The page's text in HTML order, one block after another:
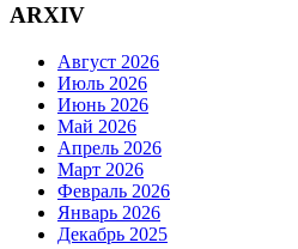
ARXIV
Август 2026
Июль 2026
Июнь 2026
Май 2026
Апрель 2026
Март 2026
Февраль 2026
Январь 2026
Декабрь 2025